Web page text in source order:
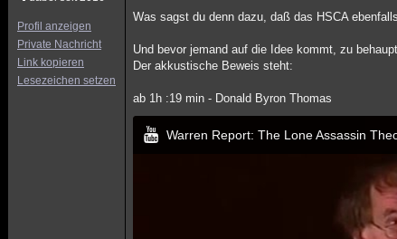
Profil anzeigen
Private Nachricht
Link kopieren
Lesezeichen setzen
Was sagst du denn dazu, daß das HSCA
Und bevor jemand auf die Idee kommt, zu
Der akkustische Beweis steht:
ab 1h :19 min - Donald Byron Thomas
Warren Report: The Lone Assassin